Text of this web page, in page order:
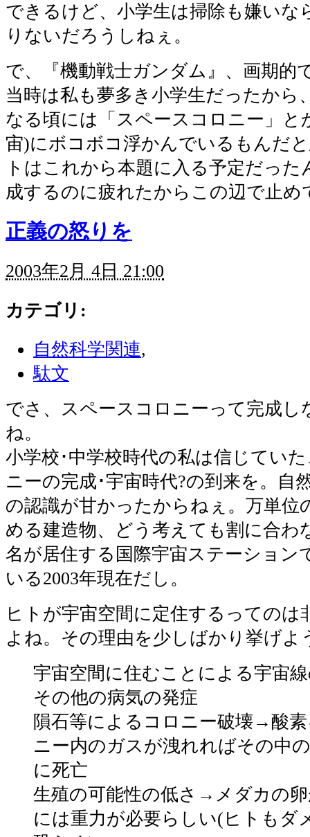
できるけど、小学生は掃除も嫌いな
りないだろうしねぇ。
で、『機動戦士ガンダム』、画期的
当時は私も夢多き小学生だったから
なる頃には「スペースコロニー」と
宙)にボコボコ浮かんでいるもんだ
トはこれから本題に入る予定だった
成するのに疲れたからこの辺で止め
正義の怒りを
2003年2月 4日 21:00
カテゴリ :
自然科学関連,
駄文
でさ、スペースコロニーって完成し
ね。
小学校･中学校時代の私は信じてい
ニーの完成･宇宙時代?の到来を。自
の認識が甘かったからねぇ。万単位
める建造物、どう考えても割に合わ
名が居住する国際宇宙ステーション
いる2003年現在だし。
ヒトが宇宙空間に定住するってのは
よね。その理由を少しばかり挙げよ
宇宙空間に住むことによる宇宙
その他の病気の発症
隕石等によるコロニー破壊→酸
ニー内のガスが洩れればその中
に死亡
生殖の可能性の低さ→メダカの
には重力が必要らしい(ヒトもダ